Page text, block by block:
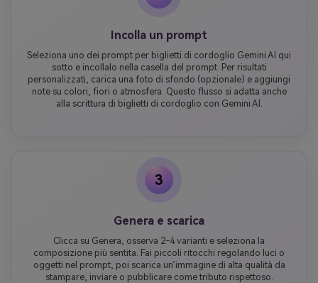
Incolla un prompt
Seleziona uno dei prompt per biglietti di cordoglio Gemini AI qui
sotto e incollalo nella casella del prompt. Per risultati
personalizzati, carica una foto di sfondo (opzionale) e aggiungi
note su colori, fiori o atmosfera. Questo flusso si adatta anche
alla scrittura di biglietti di cordoglio con Gemini AI.
3
Genera e scarica
Clicca su Genera, osserva 2-4 varianti e seleziona la
composizione più sentita. Fai piccoli ritocchi regolando luci o
oggetti nel prompt, poi scarica un’immagine di alta qualità da
stampare, inviare o pubblicare come tributo rispettoso.